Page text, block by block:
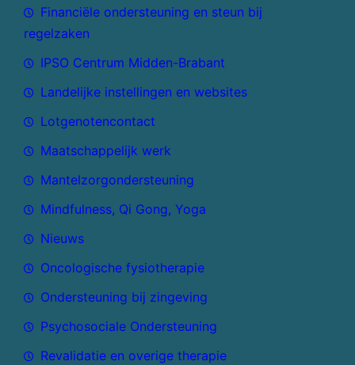
Financiële ondersteuning en steun bij
regelzaken
IPSO Centrum Midden-Brabant
Landelijke instellingen en websites
Lotgenotencontact
Maatschappelijk werk
Mantelzorgondersteuning
Mindfulness, Qi Gong, Yoga
Nieuws
Oncologische fysiotherapie
Ondersteuning bij zingeving
Psychosociale Ondersteuning
Revalidatie en overige therapie